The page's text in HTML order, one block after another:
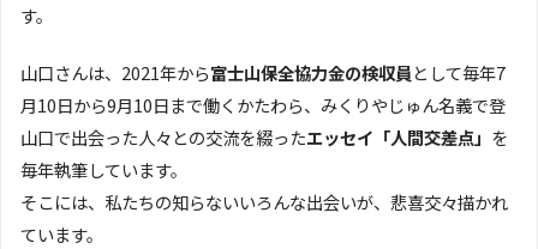
す。
山口さんは、2021年から富士山保全協力金の検収員として毎年7
月10日から9月10日まで働くかたわら、みくりやじゅん名義で登
山口で出会った人々との交流を綴ったエッセイ「人間交差点」 を
毎年執筆しています。
そこには、私たちの知らないいろんな出会いが、悲喜交々描かれ
ています。